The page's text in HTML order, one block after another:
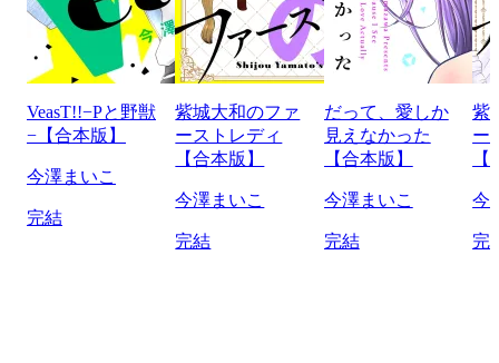
VeasT!!−Pと野獣
−【合本版】
今澤まいこ
完結
紫城大和のファ
ーストレディ
【合本版】
今澤まいこ
完結
だって、愛しか
見えなかった
【合本版】
今澤まいこ
完結
紫
ー
今
完